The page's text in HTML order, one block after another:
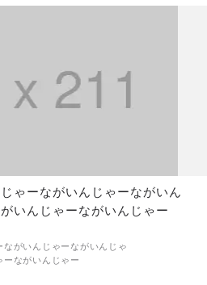
ゃーながいんじゃーながいん
いんじゃーながいんじゃー
がいんじゃーながいんじゃ
ーながいんじゃー